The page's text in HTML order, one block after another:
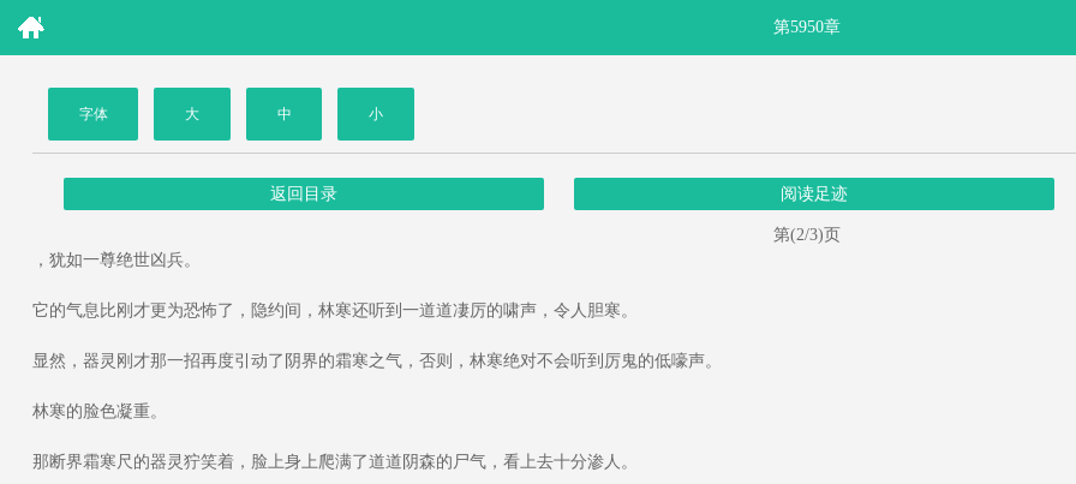
第5950章
字体 大 中 小
返回目录 阅读足迹
第(2/3)页
，犹如一尊绝世凶兵。
它的气息比刚才更为恐怖了，隐约间，林寒还听到一道道凄厉的啸声，令人胆寒。
显然，器灵刚才那一招再度引动了阴界的霜寒之气，否则，林寒绝对不会听到厉鬼的低嚎声。
林寒的脸色凝重。
那断界霜寒尺的器灵狞笑着，脸上身上爬满了道道阴森的尸气，看上去十分渗人。